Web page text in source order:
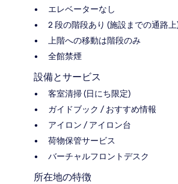
エレベーターなし
2 段の階段あり (施設までの通路
上階への移動は階段のみ
全館禁煙
設備とサービス
客室清掃 (日にち限定)
ガイドブック / おすすめ情報
アイロン / アイロン台
荷物保管サービス
バーチャルフロントデスク
所在地の特徴